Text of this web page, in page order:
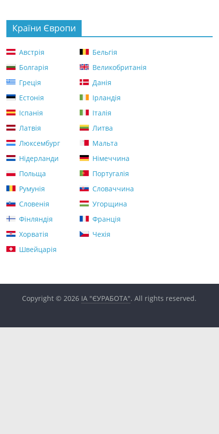
Країни Європи
Австрія
Бельгія
Болгарія
Великобританія
Греція
Данія
Естонія
Ірландія
Іспанія
Італія
Латвія
Литва
Люксембург
Мальта
Нідерланди
Німеччина
Польща
Португалія
Румунія
Словаччина
Словенія
Угорщина
Фінляндія
Франція
Хорватія
Чехія
Швейцарія
Copyright © 2026 ІА "ЄУРАБОТА". All rights reserved.